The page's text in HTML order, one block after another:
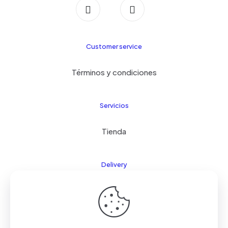
Customer service
Términos y condiciones
Servicios
Tienda
Delivery
FAQ